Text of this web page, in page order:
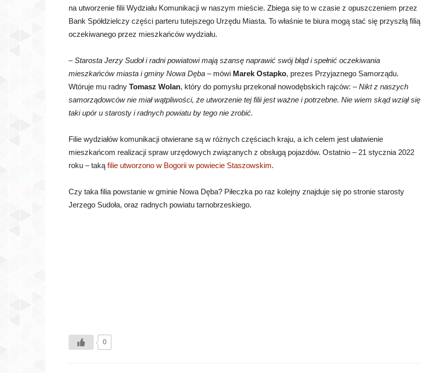
na utworzenie filii Wydziału Komunikacji w naszym mieście. Zbiega się to w czasie z opuszczeniem przez
Bank Spółdzielczy części parteru tutejszego Urzędu Miasta. To właśnie te biura mogą stać się przyszłą filią
oczekiwanego przez mieszkańców wydziału.
–Starosta Jerzy Sudoł i radni powiatowi mają szansę naprawić swój błąd i spełnić oczekiwania
mieszkańców miasta i gminy Nowa Dęba – mówi Marek Ostapko, prezes Przyjaznego Samorządu.
Wtóruje mu radny Tomasz Wolan, który do pomysłu przekonał nowodębskich rajców: –Nikt z naszych
samorządowców nie miał wątpliwości, że utworzenie tej filii jest ważne i potrzebne. Nie wiem skąd wziął się
taki upór u starosty i radnych powiatu by tego nie zrobić.
Filie wydziałów komunikacji otwierane są w różnych częściach kraju, a ich celem jest ułatwienie
mieszkańcom realizacji spraw urzędowych związanych z obsługą pojazdów. Ostatnio – 21 stycznia 2022
roku – taką filie utworzono w Bogorii w powiecie Staszowskim.
Czy taka filia powstanie w gminie Nowa Dęba? Piłeczka po raz kolejny znajduje się po stronie starosty
Jerzego Sudoła, oraz radnych powiatu tarnobrzeskiego.
0